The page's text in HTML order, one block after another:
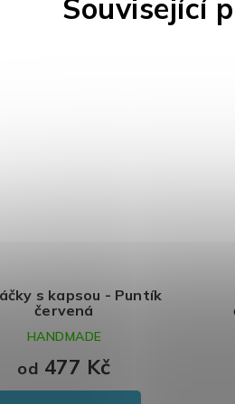
Související
s kapsou - Puntík
červená
od 477 Kč
HANDMADE